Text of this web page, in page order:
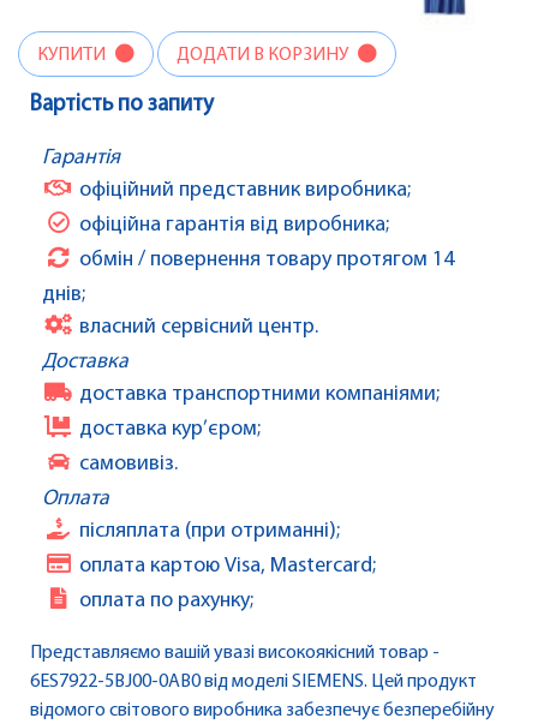
КУПИТИ ДОДАТИ В КОРЗИНУ
Вартість по запиту
Гарантія
офіційний представник виробника;
офіційна гарантія від виробника;
обмін / повернення товару протягом 14
днів;
власний сервісний центр.
Доставка
доставка транспортними компаніями;
доставка кур’єром;
самовивіз.
Оплата
післяплата (при отриманні);
оплата картою Visa, Mastercard;
оплата по рахунку;
Представляємо вашій увазі високоякісний товар -
6ES7922-5BJ00-0AB0 від моделі SIEMENS. Цей продукт
відомого світового виробника забезпечує безперебійну